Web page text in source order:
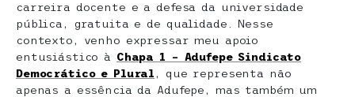
carreira docente e a defesa da universidade
pública, gratuita e de qualidade. Nesse
contexto, venho expressar meu apoio
entusiástico à Chapa 1 – Adufepe Sindicato
Democrático e Plural , que representa não
apenas a essência da Adufepe, mas também um